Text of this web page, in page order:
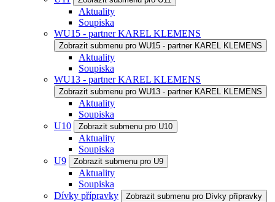
Aktuality
Soupiska
WU15 - partner KAREL KLEMENS
Zobrazit submenu pro WU15 - partner KAREL KLEMENS
Aktuality
Soupiska
WU13 - partner KAREL KLEMENS
Zobrazit submenu pro WU13 - partner KAREL KLEMENS
Aktuality
Soupiska
U10
Zobrazit submenu pro U10
Aktuality
Soupiska
U9
Zobrazit submenu pro U9
Aktuality
Soupiska
Dívky přípravky
Zobrazit submenu pro Dívky přípravky